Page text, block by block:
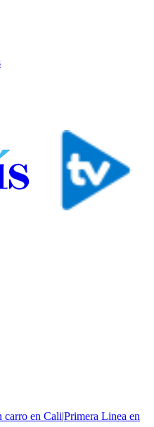
carro en Cali|Primera Linea en